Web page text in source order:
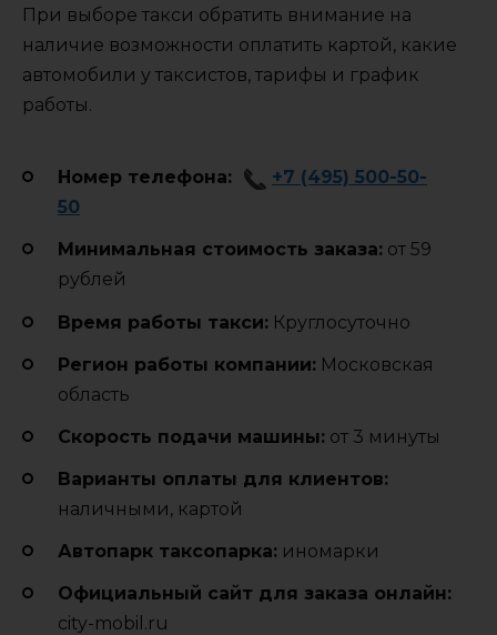
При выборе такси обратить внимание на
наличие возможности оплатить картой, какие
автомобили у таксистов, тарифы и график
работы.
Номер телефона:
+7 (495) 500-50-
50
Минимальная стоимость заказа: от 59
рублей
Время работы такси: Круглосуточно
Регион работы компании: Московская
область
Cкорость подачи машины: от 3 минуты
Варианты оплаты для клиентов:
наличными, картой
Автопарк таксопарка: иномарки
Официальный сайт для заказа онлайн:
city-mobil.ru